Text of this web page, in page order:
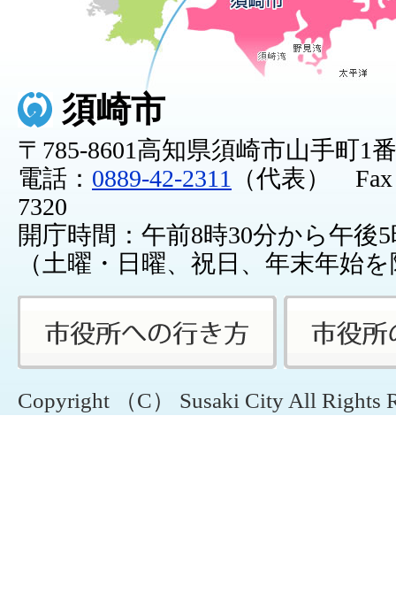
須崎市
〒785-8601高知県須崎市山手町1
電話： 0889-42-2311
（代表） Fax
7320
開庁時間：午前8時30分から午後
（土曜・日曜、祝日、年末年始
Copyright （C） Susaki City All Rights